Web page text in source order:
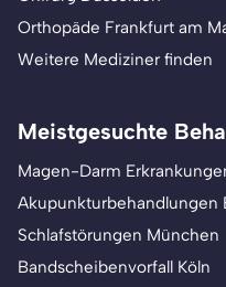
Orthopäde Frankfurt am
Weitere Mediziner finden
Meistgesuchte
Magen-Darm
Akupunkturbehandlungen
Schlafstörungen München
Bandscheibenvorfall Köln